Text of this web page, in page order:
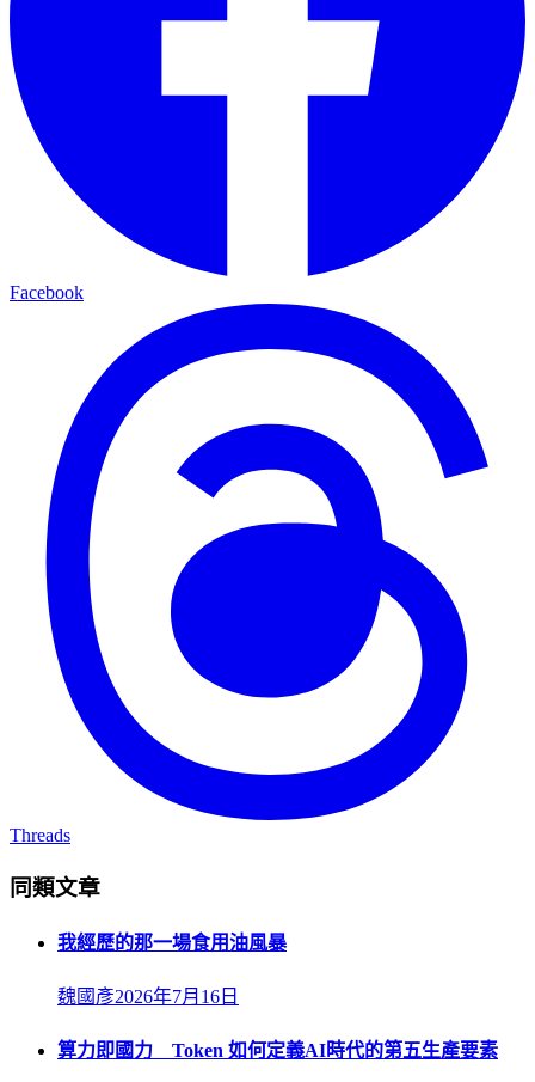
Facebook
Threads
同類文章
我經歷的那一場食用油風暴
魏國彥2026年7月16日
算力即國力 Token 如何定義AI時代的第五生產要素